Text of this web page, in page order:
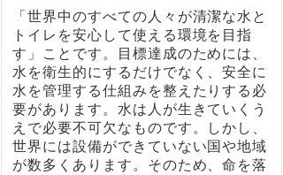
「世界中のすべての人々が清潔な水と
トイレを安心して使える環境を目指
す」ことです。目標達成のためには、
水を衛生的にするだけでなく、安全に
水を管理する仕組みを整えたりする必
要があります。水は人が生きていくう
えで必要不可欠なものです。しかし、
世界には設備ができていない国や地域
が数多くあります。そのため、命を落